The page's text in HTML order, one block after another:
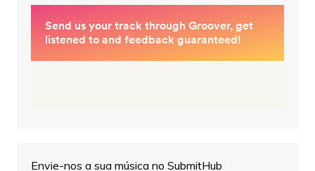
Envie-nos a sua música no SubmitHub